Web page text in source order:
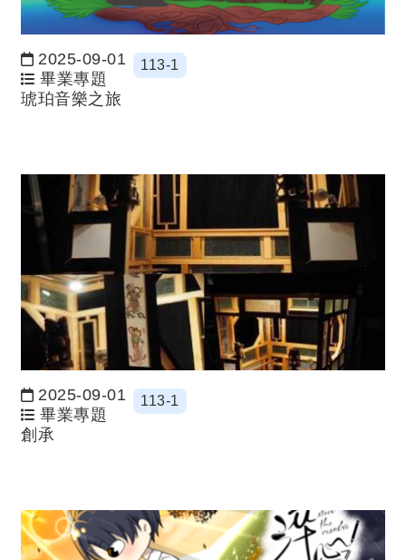
日期：
2025-09-01
畢業專題
113-1
琥珀音樂之旅
日期：
2025-09-01
畢業專題
113-1
創承